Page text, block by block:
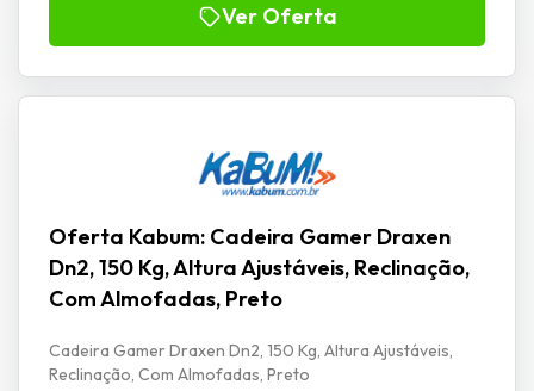
Ver Oferta
Oferta Kabum: Cadeira Gamer Draxen
Dn2, 150 Kg, Altura Ajustáveis, Reclinação,
Com Almofadas, Preto
Cadeira Gamer Draxen Dn2, 150 Kg, Altura Ajustáveis,
Reclinação, Com Almofadas, Preto